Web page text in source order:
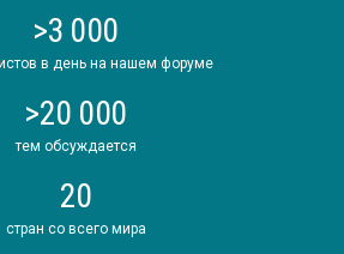
>3 000
в день на нашем форуме
>20 000
тем обсуждается
20
стран со всего мира